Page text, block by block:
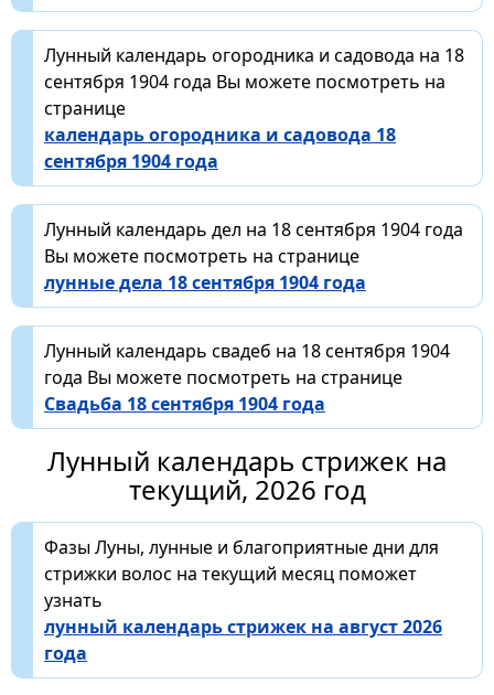
Лунный календарь огородника и садовода на 18
сентября 1904 года Вы можете посмотреть на
странице
календарь огородника и садовода 18
сентября 1904 года
Лунный календарь дел на 18 сентября 1904 года
Вы можете посмотреть на странице
лунные дела 18 сентября 1904 года
Лунный календарь свадеб на 18 сентября 1904
года Вы можете посмотреть на странице
Свадьба 18 сентября 1904 года
Лунный календарь стрижек на
текущий, 2026 год
Фазы Луны, лунные и благоприятные дни для
стрижки волос на текущий месяц поможет
узнать
лунный календарь стрижек на август 2026
года